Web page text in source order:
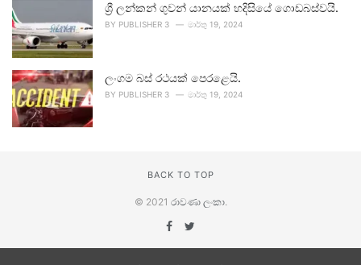
ශ්‍රී ලන්කන් ගුවන් යානයක් හදිසියේ ගොඩබස්වයි.
BY PUBLISHER 3 මාර්තු 19, 2024
ලංගම බස් රථයක් පෙරළෙයි.
BY PUBLISHER 3 මාර්තු 19, 2024
BACK TO TOP
© 2021 රාවණා ලංකා.